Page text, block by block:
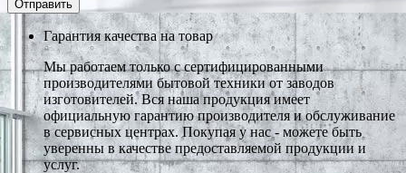
Гарантия качества на товар
Мы работаем только с сертифицированными
производителями бытовой техники от заводов
изготовителей. Вся наша продукция имеет
официальную гарантию производителя и обслуживание
в сервисных центрах. Покупая у нас - можете быть
уверенны в качестве предоставляемой продукции и
услуг.